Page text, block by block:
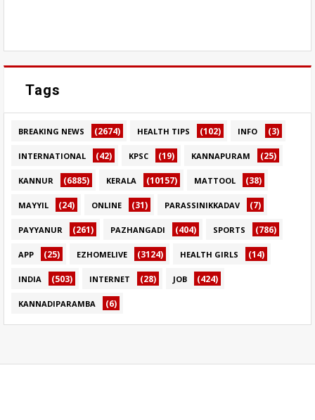
Tags
BREAKING NEWS (2674) HEALTH TIPS (102) INFO (3)
INTERNATIONAL (42) KPSC (19) KANNAPURAM (25)
KANNUR (6885) KERALA (10157) MATTOOL (38)
MAYYIL (24) ONLINE (31) PARASSINIKKADAV (7)
PAYYANUR (261) PAZHANGADI (404) SPORTS (786)
APP (25) EZHOMELIVE (3124) HEALTH GIRLS (14)
INDIA (503) INTERNET (28) JOB (424)
KANNADIPARAMBA (6)